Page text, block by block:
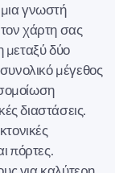
γνωστή
χάρτη σας
μεταξύ δύο
μέγεθος
διαστάσεις.
πόρτες.